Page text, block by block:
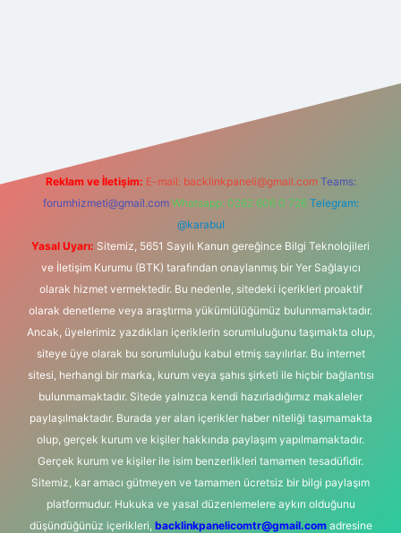
Reklam ve İletişim: E-mail: backlinkpaneli@gmail.com Teams:
forumhizmeti@gmail.com Whatsapp: 0262 606 0 726 Telegram:
@karabul
Yasal Uyarı: Sitemiz, 5651 Sayılı Kanun gereğince Bilgi Teknolojileri
ve İletişim Kurumu (BTK) tarafından onaylanmış bir Yer Sağlayıcı
olarak hizmet vermektedir. Bu nedenle, sitedeki içerikleri proaktif
olarak denetleme veya araştırma yükümlülüğümüz bulunmamaktadır.
Ancak, üyelerimiz yazdıkları içeriklerin sorumluluğunu taşımakta olup,
siteye üye olarak bu sorumluluğu kabul etmiş sayılırlar. Bu internet
sitesi, herhangi bir marka, kurum veya şahıs şirketi ile hiçbir bağlantısı
bulunmamaktadır. Sitede yalnızca kendi hazırladığımız makaleler
paylaşılmaktadır. Burada yer alan içerikler haber niteliği taşımamakta
olup, gerçek kurum ve kişiler hakkında paylaşım yapılmamaktadır.
Gerçek kurum ve kişiler ile isim benzerlikleri tamamen tesadüfidir.
Sitemiz, kar amacı gütmeyen ve tamamen ücretsiz bir bilgi paylaşım
platformudur. Hukuka ve yasal düzenlemelere aykırı olduğunu
düşündüğünüz içerikleri, backlinkpanelicomtr@gmail.comadresine